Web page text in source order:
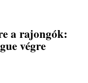
a rajongók:
végre